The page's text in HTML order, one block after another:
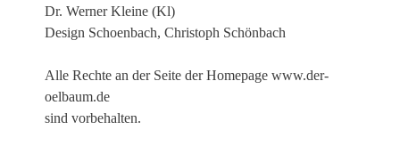
Dr. Werner Kleine (Kl)
Design Schoenbach, Christoph Schönbach
Alle Rechte an der Seite der Homepage www.der-
oelbaum.de
sind vorbehalten.